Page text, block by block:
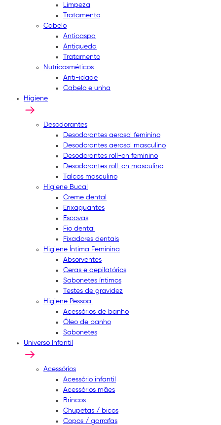
Limpeza
Tratamento
Cabelo
Anticaspa
Antiqueda
Tratamento
Nutricosméticos
Anti-idade
Cabelo e unha
Higiene
Desodorantes
Desodorantes aerosol feminino
Desodorantes aerosol masculino
Desodorantes roll-on feminino
Desodorantes roll-on masculino
Talcos masculino
Higiene Bucal
Creme dental
Enxaguantes
Escovas
Fio dental
Fixadores dentais
Higiene Íntima Feminina
Absorventes
Ceras e depilatórios
Sabonetes íntimos
Testes de gravidez
Higiene Pessoal
Acessórios de banho
Óleo de banho
Sabonetes
Universo Infantil
Acessórios
Acessório infantil
Acessórios mães
Brincos
Chupetas / bicos
Copos / garrafas